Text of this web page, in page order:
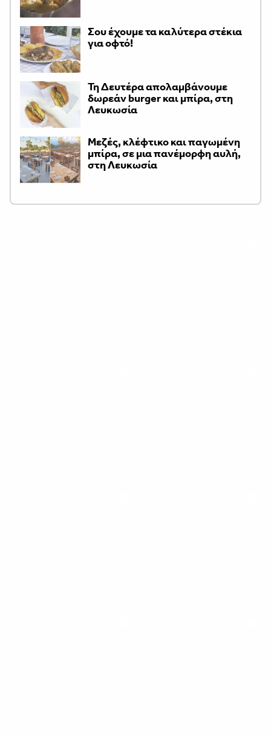
Σου έχουμε τα καλύτερα στέκια
για οφτό!
Τη Δευτέρα απολαμβάνουμε
δωρεάν burger και μπίρα, στη
Λευκωσία
Μεζές, κλέφτικο και παγωμένη
μπίρα, σε μια πανέμορφη αυλή,
στη Λευκωσία